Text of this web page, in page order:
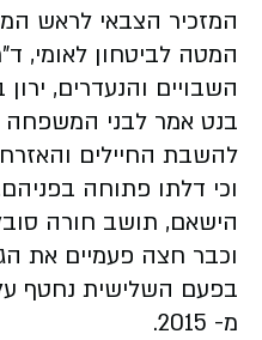
המזכיר הצבאי לראש
המטה לביטחון לאומי,
השבויים והנעדרים, ירון
בנט אמר לבני המשפחה
להשבת החיילים
וכי דלתו פתוחה
הישאם, תושב חורה
וכבר חצה פעמיים את
בפעם השלישית נחטף
מ- 2015.